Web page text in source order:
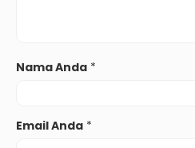
Nama Anda *
Email Anda *